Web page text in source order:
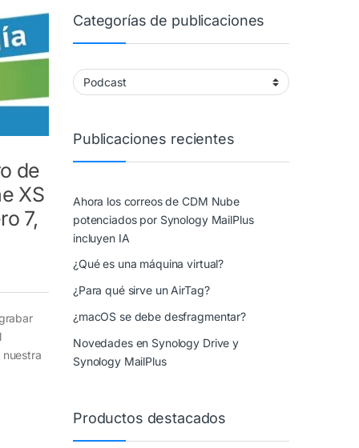
de
XS
7,
Categorías de publicaciones
Categorías de publicaciones
Publicaciones recientes
Ahora los correos de CDM Nube
potenciados por Synology MailPlus
incluyen IA
¿Qué es una máquina virtual?
¿Para qué sirve un AirTag?
¿macOS se debe desfragmentar?
Novedades en Synology Drive y
Synology MailPlus
Productos destacados